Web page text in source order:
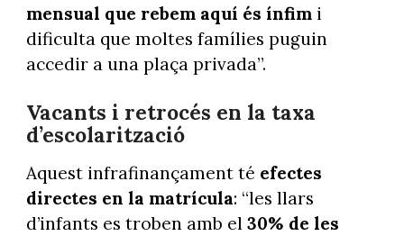
mensual que rebem aquí és ínfimi
dificulta que moltes famílies puguin
accedir a una plaça privada”.
Vacants i retrocés en la taxa
d’escolarització
Aquest infrafinançament té efectes
directes en la matrícula: “les llars
d’infants es troben amb el 30% de les